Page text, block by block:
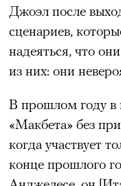
Джоэл после
сценариев,
надеяться, что
из них: они
В прошлом году в
«Макбета» без
когда участвует
конце прошлого